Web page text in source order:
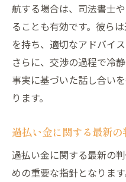
航する場合は、司法書士
ることも有効です。彼ら
を持ち、適切なアドバイ
さらに、交渉の過程で冷
事実に基づいた話し合い
ります。
過払い金に関する最新の
過払い金に関する最新の
めの重要な指針となりま